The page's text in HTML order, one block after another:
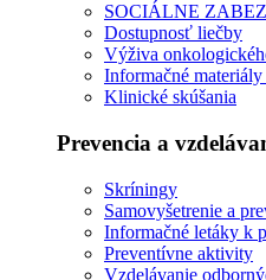
SOCIÁLNE
Dostupnosť liečby
Výživa
Informačné
Klinické skúšania
Prevencia a
Skríningy
Samovyšetrenie a
Informačné letáky k
Preventívne aktivity
Vzdelávanie